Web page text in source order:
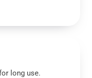
long use.